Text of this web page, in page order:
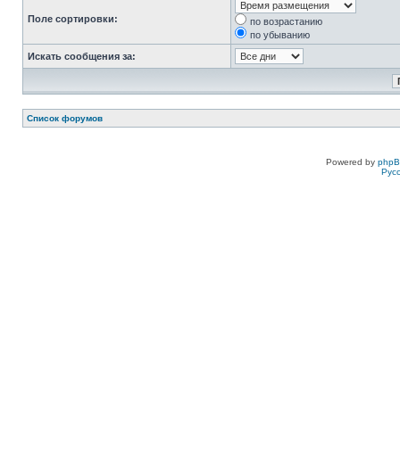
Поле сортировки:
по возрастанию
по убыванию
Искать сообщения за:
Список форумов
Powered by